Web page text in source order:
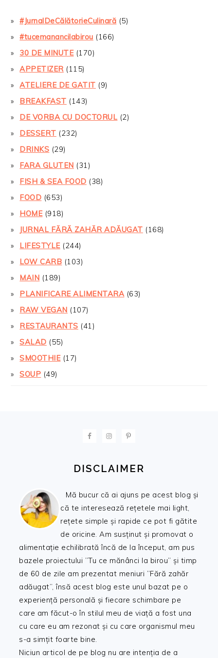
#JurnalDeCălătorieCulinară (5)
#tucemanancilabirou (166)
30 DE MINUTE(170)
APPETIZER(115)
ATELIERE DE GATIT (9)
BREAKFAST (143)
DE VORBA CU DOCTORUL (2)
DESSERT (232)
DRINKS (29)
FARA GLUTEN (31)
FISH & SEA FOOD (38)
FOOD (653)
HOME(918)
JURNAL FĂRĂ ZAHĂR ADĂUGAT (168)
LIFESTYLE(244)
LOW CARB (103)
MAIN (189)
PLANIFICARE ALIMENTARA(63)
RAW VEGAN (107)
RESTAURANTS (41)
SALAD (55)
SMOOTHIE(17)
SOUP (49)
DISCLAIMER
Mă bucur că ai ajuns pe acest blog și
că te interesează rețetele mai light,
rețete simple și rapide ce pot fi gătite
de oricine. Am susținut și promovat o
alimentație echilibrată încă de la început, am pus
bazele proiectului ”Tu ce mănânci la birou” și timp
de 60 de zile am prezentat meniuri ”Fără zahăr
adăugat”, însă acest blog este unul bazat pe o
experiență personală și fiecare schimbare pe
care am făcut-o în stilul meu de viață a fost una
cu care eu am rezonat și cu care organismul meu
s-a simțit foarte bine.
Niciun articol de pe blog nu are intenția de a